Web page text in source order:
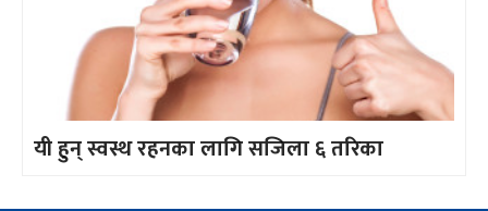
यी हुन् स्वस्थ रहनका लागि सजिला ६ तरिका